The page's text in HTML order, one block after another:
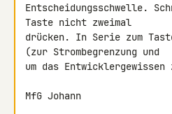
Entscheidungsschwelle.
Taste nicht zweimal
drücken. In Serie zum
(zur Strombegrenzung und
um das
MfG Johann